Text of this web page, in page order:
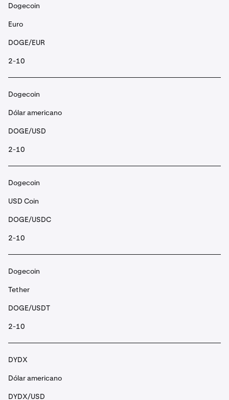
Dogecoin
Euro
DOGE/EUR
2-10
Dogecoin
Dólar americano
DOGE/USD
2-10
Dogecoin
USD Coin
DOGE/USDC
2-10
Dogecoin
Tether
DOGE/USDT
2-10
DYDX
Dólar americano
DYDX/USD